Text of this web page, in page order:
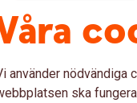
komplettering)
använder nödvändiga
ska